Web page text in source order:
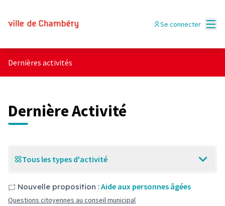
Se connecter
Dernières activités
Dernière Activité
Tous les types d'activité
Nouvelle proposition :Aide aux personnes âgées
Questions citoyennes au conseil municipal